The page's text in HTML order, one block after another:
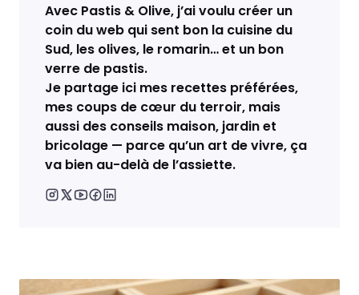
Avec Pastis & Olive, j’ai voulu créer un
coin du web qui sent bon la cuisine du
Sud, les olives, le romarin… et un bon
verre de pastis.
Je partage ici mes recettes préférées,
mes coups de cœur du terroir, mais
aussi des conseils maison, jardin et
bricolage — parce qu’un art de vivre, ça
va bien au-delà de l’assiette.